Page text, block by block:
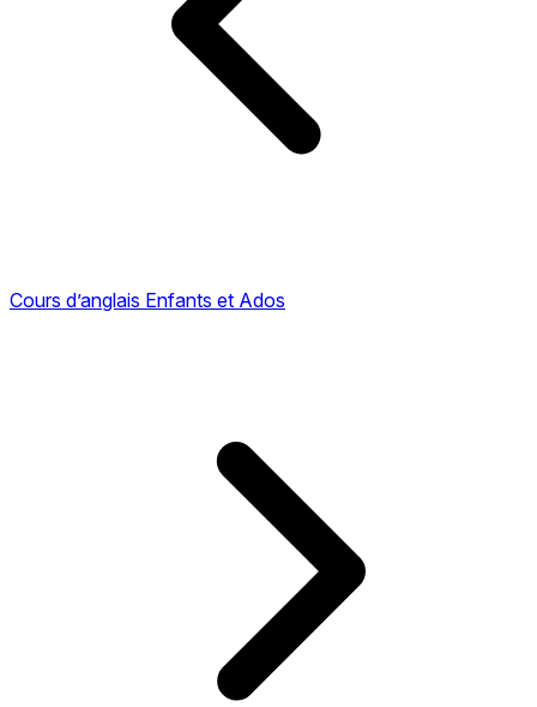
Cours d’anglais Enfants et Ados